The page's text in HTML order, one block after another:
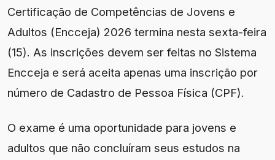
Certificação de Competências de Jovens e
Adultos (Encceja) 2026 termina nesta sexta-feira
(15). As inscrições devem ser feitas no Sistema
Encceja e será aceita apenas uma inscrição por
número de Cadastro de Pessoa Física (CPF).
O exame é uma oportunidade para jovens e
adultos que não concluíram seus estudos na